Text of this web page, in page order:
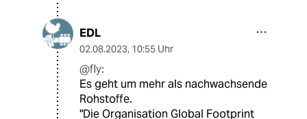
EDL
02.08.2023, 10:55 Uhr
@fly:
Es geht um mehr als nachwachsende
Rohstoffe.
"Die Organisation Global Footprint